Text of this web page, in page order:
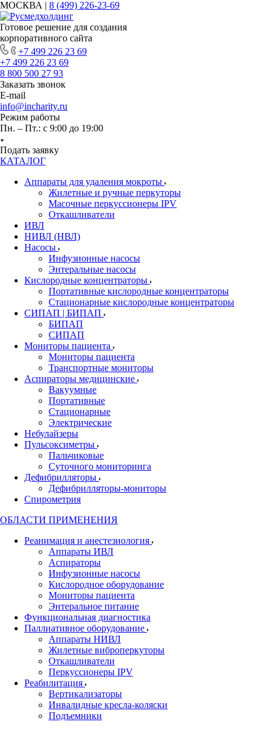
МОСКВА | 8 (499) 226-23-69
Готовое решение для создания
корпоративного сайта
+7 499 226 23 69
+7 499 226 23 69
8 800 500 27 93
Заказать звонок
E-mail
info@incharity.ru
Режим работы
Пн. – Пт.: с 9:00 до 19:00
Подать заявку
КАТАЛОГ
Аппараты для удаления мокроты
Жилетные и ручные перкуторы
Масочные перкуссионеры IPV
Откашливатели
ИВЛ
НИВЛ (НВЛ)
Насосы
Инфузионные насосы
Энтеральные насосы
Кислородные концентраторы
Портативные кислородные концентраторы
Стационарные кислородные концентраторы
СИПАП | БИПАП
БИПАП
СИПАП
Мониторы пациента
Мониторы пациента
Транспортные мониторы
Аспираторы медицинские
Вакуумные
Портативные
Стационарные
Электрические
Небулайзеры
Пульсоксиметры
Пальчиковые
Суточного мониторинга
Дефибрилляторы
Дефибрилляторы-мониторы
Спирометрия
ОБЛАСТИ ПРИМЕНЕНИЯ
Реанимация и анестезиология
Аппараты ИВЛ
Аспираторы
Инфузионные насосы
Кислородное оборудование
Мониторы пациента
Энтеральное питание
Функциональная диагностика
Паллиативное оборудование
Аппараты НИВЛ
Жилетные виброперкуторы
Откашливатели
Перкуссионеры IPV
Реабилитация
Вертикализаторы
Инвалидные кресла-коляски
Подъемники